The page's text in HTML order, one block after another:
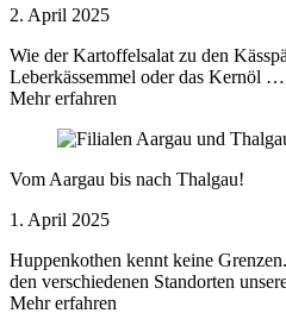
2. April 2025
Wie der Kartoffelsalat zu den
Leberkässemmel oder das Kernöl …
Mehr erfahren
Vom Aargau bis nach Thalgau!
1. April 2025
Huppenkothen kennt keine
den verschiedenen Standorten
Mehr erfahren